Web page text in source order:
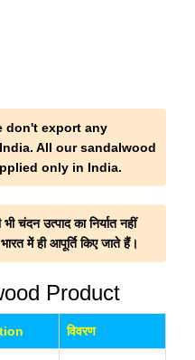
don't export any
All our sandalwood
only in India.
चंदन उत्पाद का निर्यात नहीं
में ही आपूर्ति किए जाते हैं।
Product
विवरण